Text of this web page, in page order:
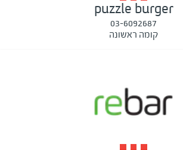
puzzle burger
03-6092687
קומה ראשונה